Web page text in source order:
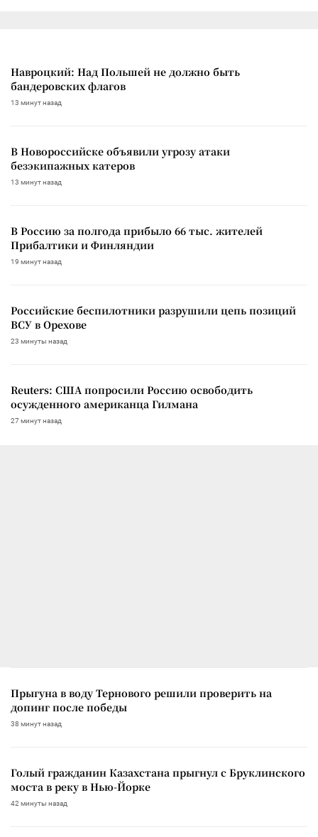
Навроцкий: Над Польшей не должно быть
бандеровских флагов
13 минут назад
В Новороссийске объявили угрозу атаки
безэкипажных катеров
13 минут назад
В Россию за полгода прибыло 66 тыс. жителей
Прибалтики и Финляндии
19 минут назад
Российские беспилотники разрушили цепь позиций
ВСУ в Орехове
23 минуты назад
Reuters: США попросили Россию освободить
осужденного американца Гилмана
27 минут назад
Прыгуна в воду Тернового решили проверить на
допинг после победы
38 минут назад
Голый гражданин Казахстана прыгнул с Бруклинского
моста в реку в Нью-Йорке
42 минуты назад